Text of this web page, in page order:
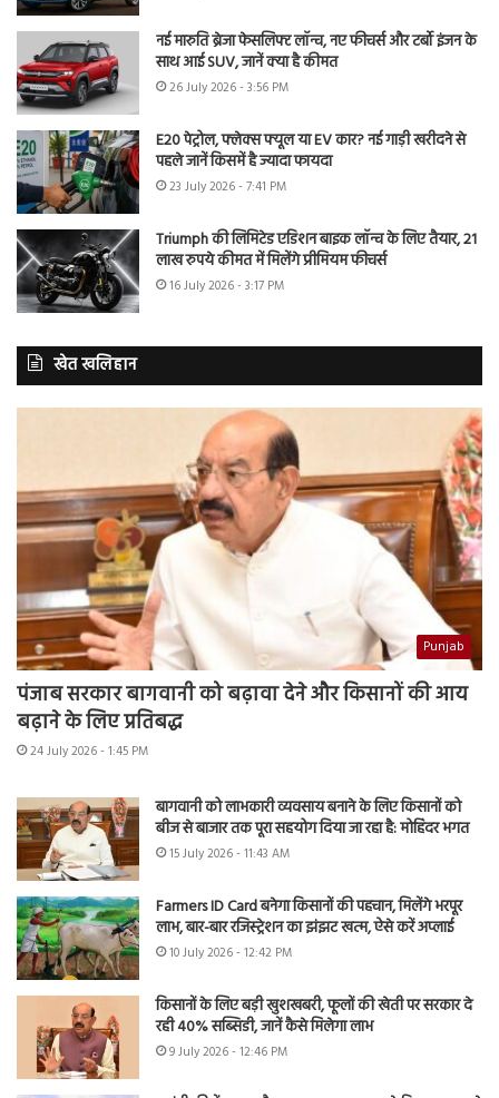
नई मारुति ब्रेजा फेसलिफ्ट लॉन्च, नए फीचर्स और टर्बो इंजन के
साथ आई SUV, जानें क्या है कीमत
26 July 2026 - 3:56 PM
E20 पेट्रोल, फ्लेक्स फ्यूल या EV कार? नई गाड़ी खरीदने से
पहले जानें किसमें है ज्यादा फायदा
23 July 2026 - 7:41 PM
Triumph की लिमिटेड एडिशन बाइक लॉन्च के लिए तैयार, 21
लाख रुपये कीमत में मिलेंगे प्रीमियम फीचर्स
16 July 2026 - 3:17 PM
खेत खलिहान
Punjab
पंजाब सरकार बागवानी को बढ़ावा देने और किसानों की आय
बढ़ाने के लिए प्रतिबद्ध
24 July 2026 - 1:45 PM
बागवानी को लाभकारी व्यवसाय बनाने के लिए किसानों को
बीज से बाजार तक पूरा सहयोग दिया जा रहा है: मोहिंदर भगत
15 July 2026 - 11:43 AM
Farmers ID Card बनेगा किसानों की पहचान, मिलेंगे भरपूर
लाभ, बार-बार रजिस्ट्रेशन का झंझट खत्म, ऐसे करें अप्लाई
10 July 2026 - 12:42 PM
किसानों के लिए बड़ी खुशखबरी, फूलों की खेती पर सरकार दे
रही 40% सब्सिडी, जानें कैसे मिलेगा लाभ
9 July 2026 - 12:46 PM